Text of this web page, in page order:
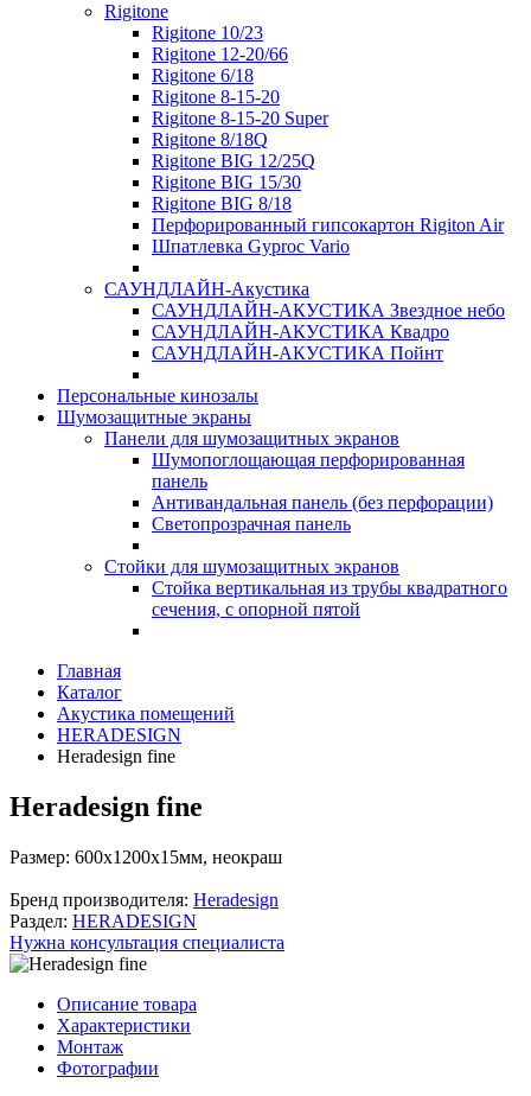
Rigitone
Rigitone 10/23
Rigitone 12-20/66
Rigitone 6/18
Rigitone 8-15-20
Rigitone 8-15-20 Super
Rigitone 8/18Q
Rigitone BIG 12/25Q
Rigitone BIG 15/30
Rigitone BIG 8/18
Перфорированный гипсокартон Rigiton Air
Шпатлевка Gyproc Vario
САУНДЛАЙН-Акустика
САУНДЛАЙН-АКУСТИКА Звездное небо
САУНДЛАЙН-АКУСТИКА Квадро
САУНДЛАЙН-АКУСТИКА Пойнт
Персональные кинозалы
Шумозащитные экраны
Панели для шумозащитных экранов
Шумопоглощающая перфорированная
панель
Антивандальная панель (без перфорации)
Светопрозрачная панель
Стойки для шумозащитных экранов
Стойка вертикальная из трубы квадратного
сечения, с опорной пятой
Главная
Каталог
Акустика помещений
HERADESIGN
Heradesign fine
Heradesign fine
Размер: 600х1200х15мм, неокраш
Бренд производителя: Heradesign
Раздел: HERADESIGN
Нужна консультация специалиста
Описание товара
Характеристики
Монтаж
Фотографии